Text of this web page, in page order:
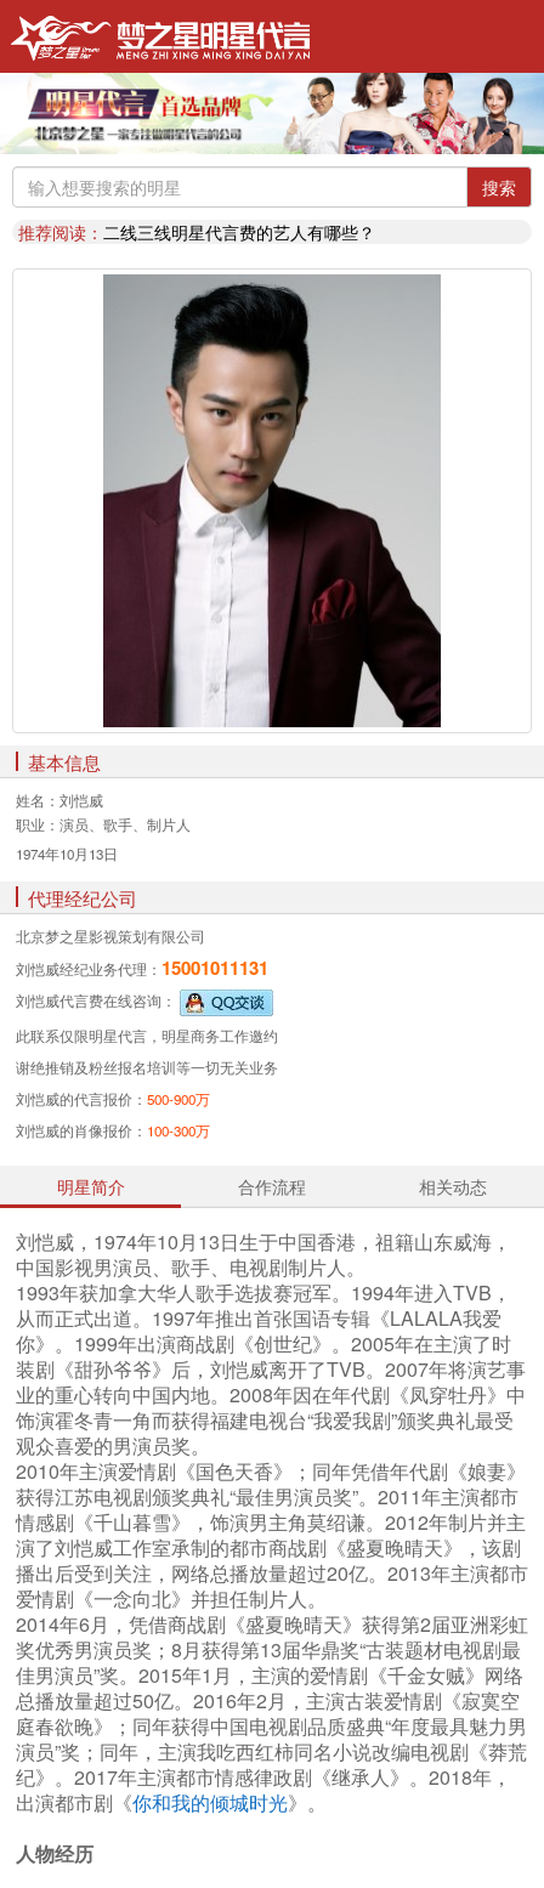
搜索
明星代言：找明星代言基本流程包括哪些?明星代言的工作流程
推荐阅读：2026年明星肖像代言费【8月实时更新】报价表
推荐阅读：2026年如何找明星代言,如何请明星代言,怎么选择明星代言,签约流程
明星代言：2026年诚招各地广告公司，策划公司合作代理明星资源
推荐阅读：找明星代言哪个渠道最好？费用多少？
代言知识：明星代言形式是什么样的？梦之星代言说明书
代言知识： 明星代言资源对比|北京梦之星影视策划有限公司
明星代言：找明星代言基本流程包括哪些?明星代言的工作流程
2026年明星肖像代言费【8月实时更新】报价表
基本信息
姓名： 刘恺威
职业： 演员、歌手、制片人
1974年10月13日
代理经纪公司
北京梦之星影视策划有限公司
刘恺威经纪业务代理： 15001011131
刘恺威代言费在线咨询：
此联系仅限明星代言，明星商务工作邀约
谢绝推销及粉丝报名培训等一切无关业务
刘恺威的代言报价： 500-900万
刘恺威的肖像报价： 100-300万
明星简介 合作流程 相关动态
刘恺威，1974年10月13日生于中国香港，祖籍山东威海，
中国影视男演员、歌手、电视剧制片人。
1993年获加拿大华人歌手选拔赛冠军。1994年进入TVB，
从而正式出道。1997年推出首张国语专辑《LALALA我爱
你》。1999年出演商战剧《创世纪》。2005年在主演了时
装剧《甜孙爷爷》后，刘恺威离开了TVB。2007年将演艺事
业的重心转向中国内地。2008年因在年代剧《凤穿牡丹》中
饰演霍冬青一角而获得福建电视台“我爱我剧”颁奖典礼最受
观众喜爱的男演员奖。
2010年主演爱情剧《国色天香》；同年凭借年代剧《娘妻》
获得江苏电视剧颁奖典礼“最佳男演员奖”。2011年主演都市
情感剧《千山暮雪》，饰演男主角莫绍谦。2012年制片并主
演了刘恺威工作室承制的都市商战剧《盛夏晚晴天》，该剧
播出后受到关注，网络总播放量超过20亿。2013年主演都市
爱情剧《一念向北》并担任制片人。
2014年6月，凭借商战剧《盛夏晚晴天》获得第2届亚洲彩虹
奖优秀男演员奖；8月获得第13届华鼎奖“古装题材电视剧最
佳男演员”奖。2015年1月，主演的爱情剧《千金女贼》网络
总播放量超过50亿。2016年2月，主演古装爱情剧《寂寞空
庭春欲晚》；同年获得中国电视剧品质盛典“年度最具魅力男
演员”奖；同年，主演我吃西红柿同名小说改编电视剧《莽荒
纪》。2017年主演都市情感律政剧《继承人》。2018年，
出演都市剧《你和我的倾城时光》。
人物经历